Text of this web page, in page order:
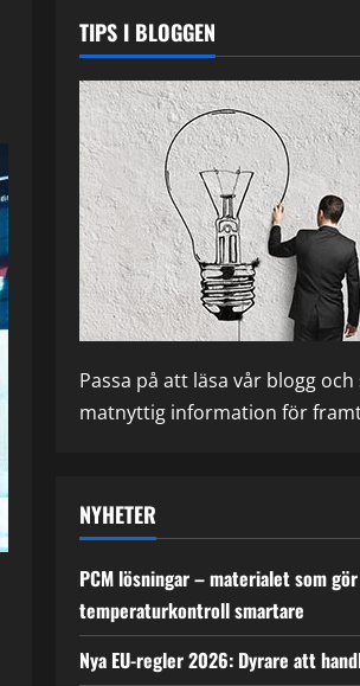
TIPS I BLOGGEN
Passa på att läsa vår blogg
matnyttig information för
NYHETER
PCM lösningar – materialet som gör
temperaturkontroll smartare
Nya EU-regler 2026: Dyrare att